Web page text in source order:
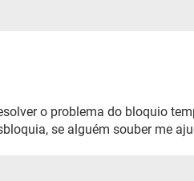
o problema do bloquio
se alguém souber me